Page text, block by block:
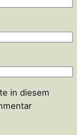
in diesem